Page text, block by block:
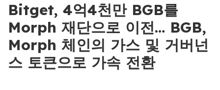
Bitget, 4억4천만 BGB를
Morph 재단으로 이전… BGB,
Morph 체인의 가스 및 거버넌
스 토큰으로 가속 전환